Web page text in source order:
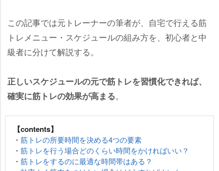
この記事では元トレーナーの筆者が、自宅で行える筋
トレメニュー・スケジュールの組み方を、初心者と中
級者に分けて解説する。
正しいスケジュールの元で筋トレを習慣化できれば、
確実に筋トレの効果が高まる。
【contents】
・ 筋トレの所要時間を決める4つの要素
・ 筋トレを行う場合どのくらい時間をかければいい？
・ 筋トレをするのに最適な時間帯はある？